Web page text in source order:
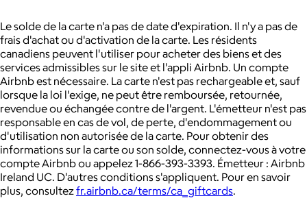
Le solde de la carte n'a pas de date d'expiration. Il n'y a pas de
frais d'achat ou d'activation de la carte. Les résidents
canadiens peuvent l'utiliser pour acheter des biens et des
services admissibles sur le site et l'appli Airbnb. Un compte
Airbnb est nécessaire. La carte n'est pas rechargeable et, sauf
lorsque la loi l'exige, ne peut être remboursée, retournée,
revendue ou échangée contre de l'argent. L'émetteur n'est pas
responsable en cas de vol, de perte, d'endommagement ou
d'utilisation non autorisée de la carte. Pour obtenir des
informations sur la carte ou son solde, connectez-vous à votre
compte Airbnb ou appelez 1-866-393-3393. Émetteur : Airbnb
Ireland UC. D'autres conditions s'appliquent. Pour en savoir
plus, consultezfr.airbnb.ca/terms/ca_giftcards.